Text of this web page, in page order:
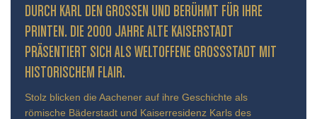
URCH KARL DEN GROSSEN UND BERÜHMT FÜR IHRE PR
INTEN. DIE 2000 JAHRE ALTE KAISERSTADT PR
ÄSENTIERT SICH ALS WELTOFFENE GROSSSTADT MIT HIS
TORISCHEM FLAIR.
Stolz blicken die Aachener auf ihre Geschichte als
römische Bäderstadt und Kaiserresidenz Karls des